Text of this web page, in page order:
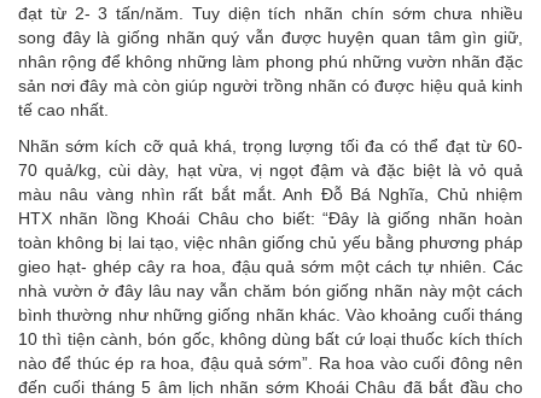
đạt từ 2- 3 tấn/năm. Tuy diện tích nhãn chín sớm chưa nhiều
song đây là giống nhãn quý vẫn được huyện quan tâm gìn giữ,
nhân rộng để không những làm phong phú những vườn nhãn đặc
sản nơi đây mà còn giúp người trồng nhãn có được hiệu quả kinh
tế cao nhất.
Nhãn sớm kích cỡ quả khá, trọng lượng tối đa có thể đạt từ 60-
70 quả/kg, cùi dày, hạt vừa, vị ngọt đậm và đặc biệt là vỏ quả
màu nâu vàng nhìn rất bắt mắt. Anh Đỗ Bá Nghĩa, Chủ nhiệm
HTX nhãn lồng Khoái Châu cho biết: “Đây là giống nhãn hoàn
toàn không bị lai tạo, việc nhân giống chủ yếu bằng phương pháp
gieo hạt- ghép cây ra hoa, đậu quả sớm một cách tự nhiên. Các
nhà vườn ở đây lâu nay vẫn chăm bón giống nhãn này một cách
bình thường như những giống nhãn khác. Vào khoảng cuối tháng
10 thì tiện cành, bón gốc, không dùng bất cứ loại thuốc kích thích
nào để thúc ép ra hoa, đậu quả sớm”. Ra hoa vào cuối đông nên
đến cuối tháng 5 âm lịch nhãn sớm Khoái Châu đã bắt đầu cho